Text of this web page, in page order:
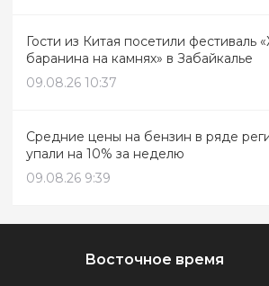
Гости из Китая посетили фестиваль
баранина на камнях» в Забайкалье
09.08.26 10:37
Средние цены на бензин в ряде
упали на 10% за неделю
09.08.26 9:39
Восточное время